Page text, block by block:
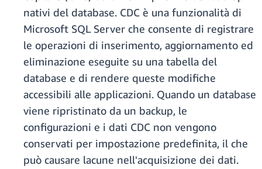
nativi del database. CDC è una funzionalità di
Microsoft SQL Server che consente di registrare
le operazioni di inserimento, aggiornamento ed
eliminazione eseguite su una tabella del
database e di rendere queste modifiche
accessibili alle applicazioni. Quando un database
viene ripristinato da un backup, le
configurazioni e i dati CDC non vengono
conservati per impostazione predefinita, il che
può causare lacune nell'acquisizione dei dati.